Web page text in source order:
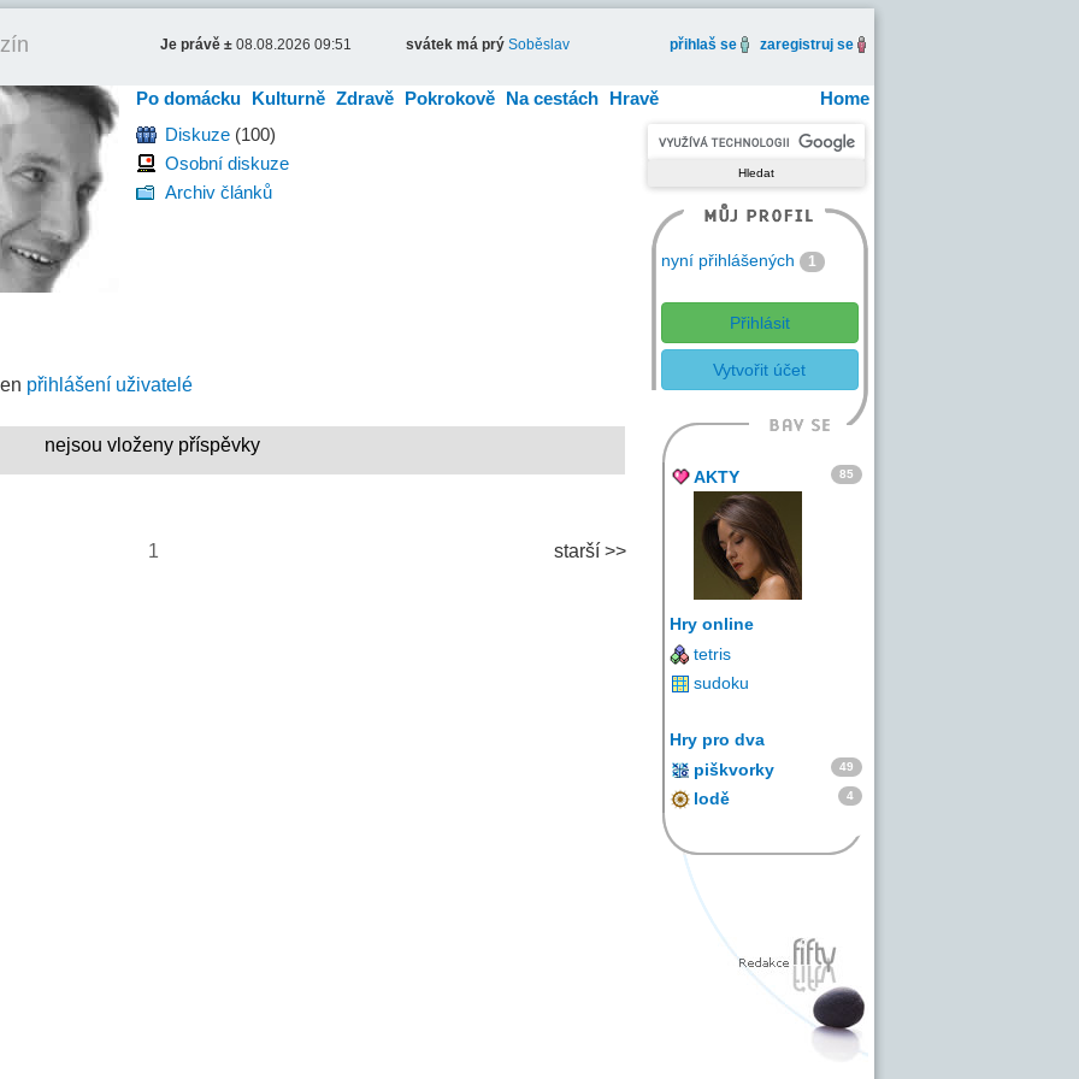
Je právě ± 08.08.2026 09:51 svátek má prý Soběslav přihlaš se zaregistruj se
Home
Po domácku Kulturně Zdravě Pokrokově Na cestách Hravě
Diskuze (100)
Osobní diskuze
Archiv článků
přihlášení uživatelé
nejsou vloženy příspěvky
starší >>
1
nyní přihlášených 1
Přihlásit
Vytvořit účet
AKTY 85
Hry online
tetris
sudoku
Hry pro dva
piškvorky
49
lodě 4